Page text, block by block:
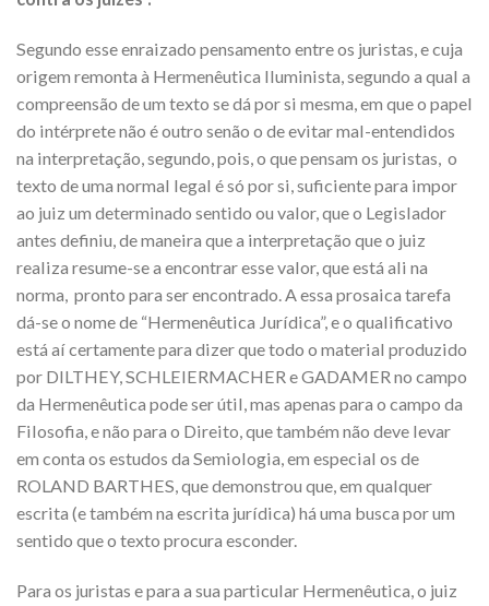
Segundo esse enraizado pensamento entre os juristas, e cuja
origem remonta à Hermenêutica Iluminista, segundo a qual a
compreensão de um texto se dá por si mesma, em que o papel
do intérprete não é outro senão o de evitar mal-entendidos
na interpretação, segundo, pois, o que pensam os juristas, o
texto de uma normal legal é só por si, suficiente para impor
ao juiz um determinado sentido ou valor, que o Legislador
antes definiu, de maneira que a interpretação que o juiz
realiza resume-se a encontrar esse valor, que está ali na
norma, pronto para ser encontrado. A essa prosaica tarefa
dá-se o nome de “Hermenêutica Jurídica”, e o qualificativo
está aí certamente para dizer que todo o material produzido
por DILTHEY, SCHLEIERMACHER e GADAMER no campo
da Hermenêutica pode ser útil, mas apenas para o campo da
Filosofia, e não para o Direito, que também não deve levar
em conta os estudos da Semiologia, em especial os de
ROLAND BARTHES, que demonstrou que, em qualquer
escrita (e também na escrita jurídica) há uma busca por um
sentido que o texto procura esconder.
Para os juristas e para a sua particular Hermenêutica, o juiz